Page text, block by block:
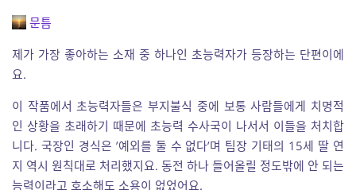
문틈
제가 가장 좋아하는 소재 중 하나인 초능력자가 등장하는 단편이에
요.
이 작품에서 초능력자들은 부지불식 중에 보통 사람들에게 치명적
인 상황을 초래하기 때문에 초능력 수사국이 나서서 이들을 처치합
니다. 국장인 경식은 ’예외를 둘 수 없다’며 팀장 기태의 15세 딸 연
지 역시 원칙대로 처리했지요. 동전 하나 들어올릴 정도밖에 안 되는
능력이라고 호소해도 소용이 없었어요.